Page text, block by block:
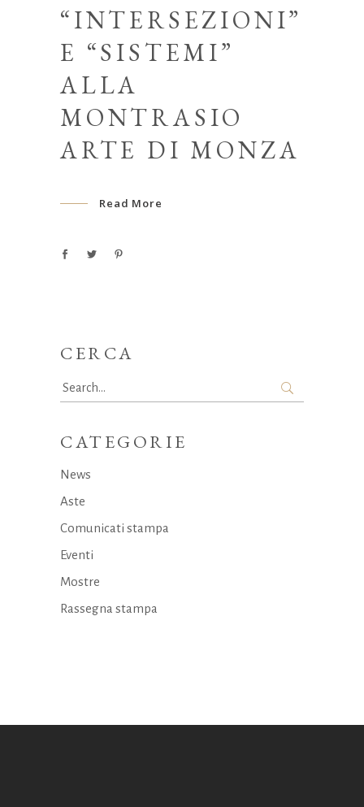
“INTERSEZIONI”
E “SISTEMI”
ALLA
MONTRASIO
ARTE DI MONZA
Read More
CERCA
Search
for:
CATEGORIE
News
Aste
Comunicati stampa
Eventi
Mostre
Rassegna stampa